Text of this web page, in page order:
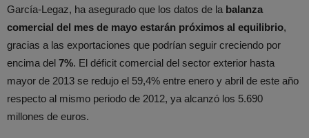
García-Legaz, ha asegurado que los datos de la balanza
comercial del mes de mayo estarán próximos al equilibrio,
gracias a las exportaciones que podrían seguir creciendo por
encima del 7%. El déficit comercial del sector exterior hasta
mayor de 2013 se redujo el 59,4% entre enero y abril de este año
respecto al mismo periodo de 2012, ya alcanzó los 5.690
millones de euros.